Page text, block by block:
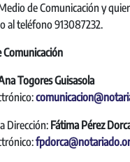
de Comunicación y
al teléfono 913087232.
Togores Guisasola
Dirección: Fátima Pérez